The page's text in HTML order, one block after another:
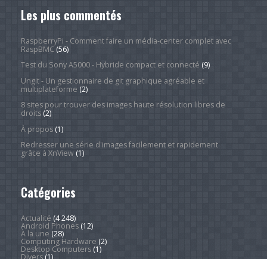
Les plus commentés
RaspberryPi - Comment faire un média-center complet avec
RaspBMC(56)
Test du Sony A5000 - Hybride compact et connecté (9)
Ungit - Un gestionnaire de git graphique agréable et
multiplateforme (2)
8 sites pour trouver des images haute résolution libres de
droits(2)
À propos(1)
Redresser une série d'images facilement et rapidement
grâce à XnView(1)
Catégories
Actualité (4 248)
Android Phones(12)
À la une (28)
Computing Hardware (2)
Desktop Computers(1)
Divers(1)